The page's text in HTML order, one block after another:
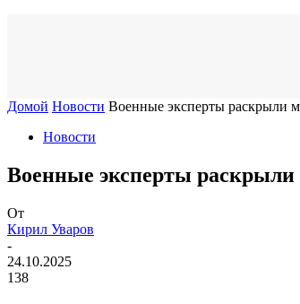
Домой Новости Военные эксперты раскрыли
Новости
Военные эксперты раскрыли
От
Кирил Уваров
-
24.10.2025
138